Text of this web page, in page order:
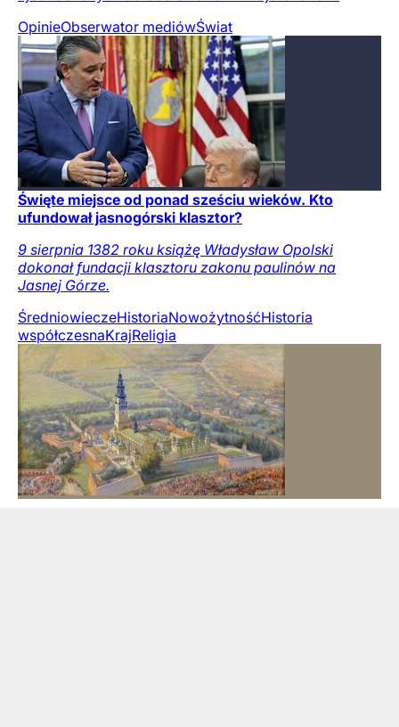
OpinieObserwator mediówŚwiat
Święte miejsce od ponad sześciu wieków. Kto
ufundował jasnogórski klasztor?
9 sierpnia 1382 roku książę Władysław Opolski
dokonał fundacji klasztoru zakonu paulinów na
Jasnej Górze.
ŚredniowieczeHistoriaNowożytnośćHistoria
współczesnaKrajReligia